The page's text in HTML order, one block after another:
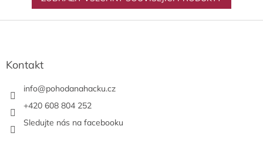
Kontakt
info@pohodanahacku.cz
+420 608 804 252
Sledujte nás na facebooku